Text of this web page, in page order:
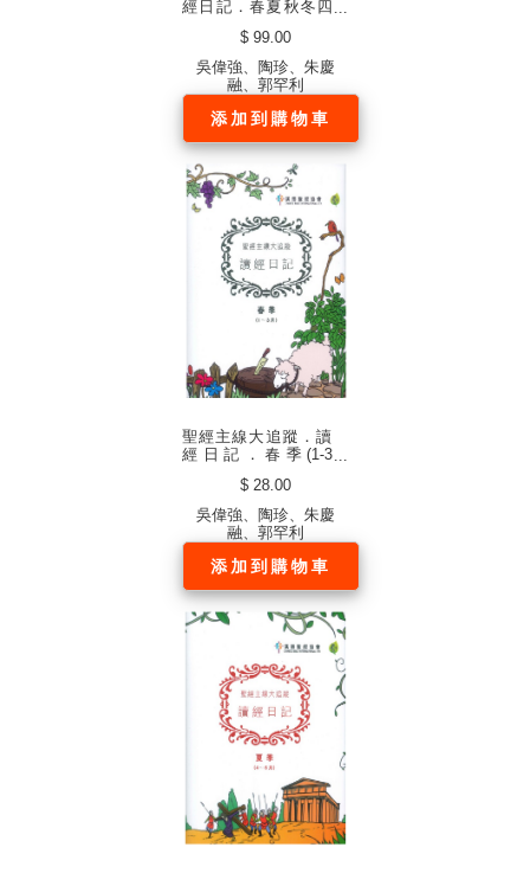
經日記．春夏秋冬四
文繁體）$ 99.00
吳偉強、陶珍、朱慶
融、郭罕利
添加到購物車
聖經主線大追蹤．讀
經日記．春季(1-3
文繁體）$ 28.00
吳偉強、陶珍、朱慶
融、郭罕利
添加到購物車